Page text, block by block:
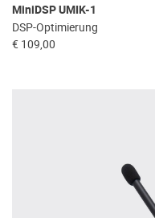
MiniDSP UMIK-1
DSP-Optimierung
€ 109,00